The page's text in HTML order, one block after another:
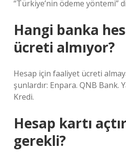
“Türkiye’nin ödeme yöntemi”
Hangi banka
ücreti almıyor?
Hesap için faaliyet ücreti
şunlardır: Enpara. QNB Bank.
Kredi.
Hesap kartı
gerekli?